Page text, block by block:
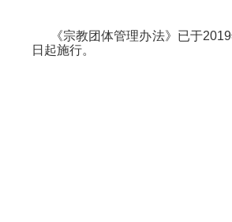
《宗教团体管理办法》已于
日起施行。